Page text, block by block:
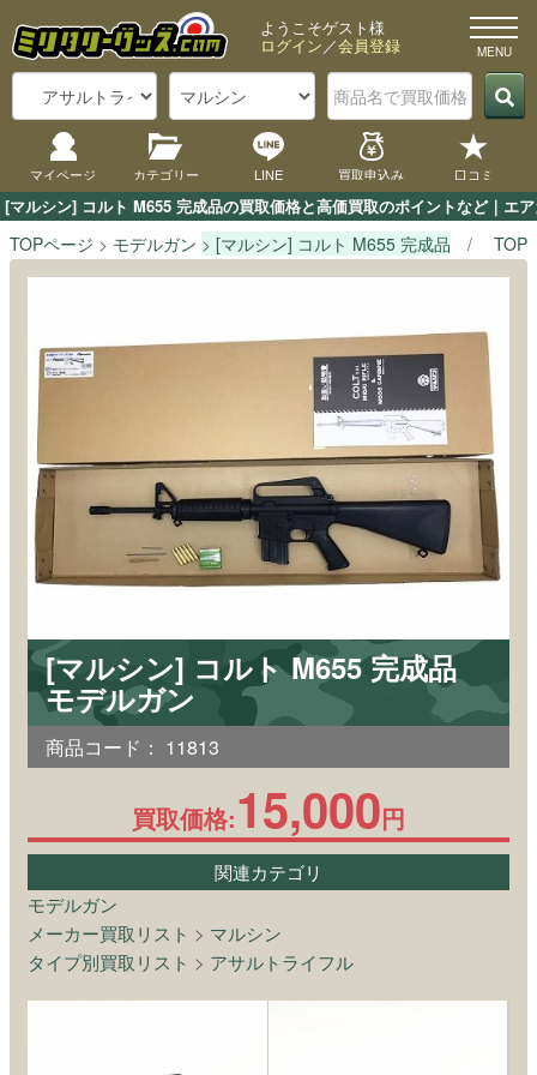
[マルシン] コルト M655 完成品の買取価格と高価買取のポイントなど｜エ
ようこそゲスト様
ログイン／会員登録
マイページ カテゴリー LINE 買取申込み 口コミ
TOPページ モデルガン [マルシン] コルト M655 完成品 TOP
[マルシン] コルト M655 完成品
モデルガン
商品コード： 11813
買取価格:15,000円
関連カテゴリ
モデルガン
メーカー買取リスト > マルシン
タイプ別買取リスト > アサルトライフル